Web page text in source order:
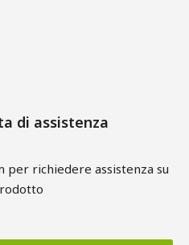
di assistenza
per richiedere assistenza su